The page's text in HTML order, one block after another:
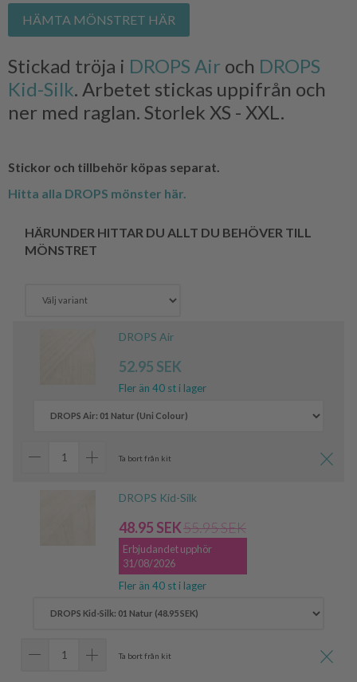
HÄMTA MÖNSTRET HÄR
Stickad tröja i DROPS Air och DROPS
Kid-Silk. Arbetet stickas uppifrån och
ner med raglan. Storlek XS - XXL.
Stickor och tillbehör köpas separat.
Hitta alla DROPS mönster här.
HÄRUNDER HITTAR DU ALLT DU BEHÖVER TILL
MÖNSTRET
DROPS Air
52.95 SEK
Fler än 40 st i lager
Ta bort från kit
DROPS Kid-Silk
48.95 SEK55.95 SEK
Erbjudandet upphör
31/08/2026
Fler än 40 st i lager
Ta bort från kit